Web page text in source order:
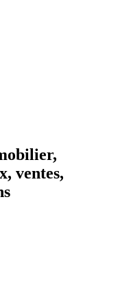
ventes,